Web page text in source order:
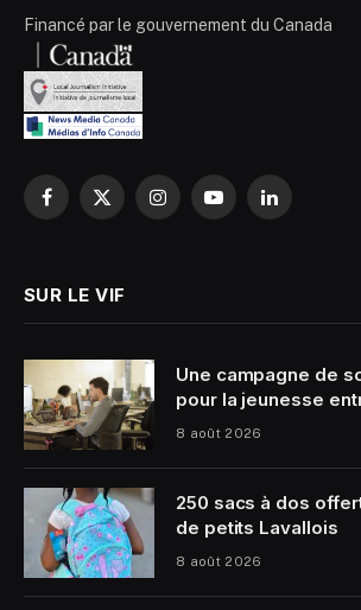
Financé par le gouvernement du Canada
Facebook
X
InstagramYouTubeLinkedIn
SUR LE VIF
Une campagne de
pour la jeunesse
8 août 2026
250 sacs à dos
de petits Lavallois
8 août 2026